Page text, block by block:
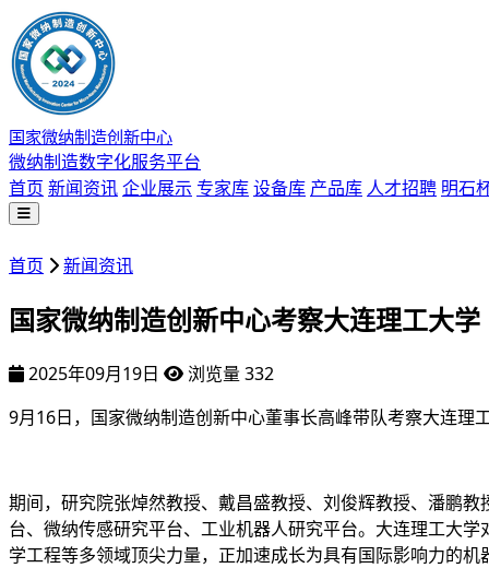
国家微纳制造创新中心
微纳制造数字化服务平台
首页 新闻资讯企业展示 专家库设备库 产品库 人才招聘 明石
首页 新闻资讯
国家微纳制造创新中心考察大连理工大学
2025年09月19日
浏览量 332
9月16日，国家微纳制造创新中心董事长高峰带队考察大连
期间，研究院张焯然教授、戴昌盛教授、刘俊辉教授、潘鹏
台、微纳传感研究平台、工业机器人研究平台。大连理工大
学工程等多领域顶尖力量，正加速成长为具有国际影响力的机